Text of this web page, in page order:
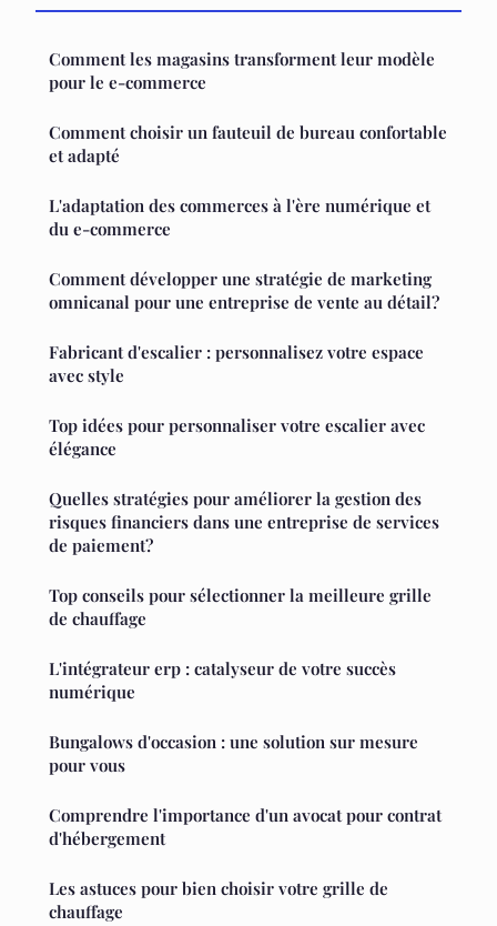
Comment les magasins transforment leur modèle
pour le e-commerce
Comment choisir un fauteuil de bureau confortable
et adapté
L'adaptation des commerces à l'ère numérique et
du e-commerce
Comment développer une stratégie de marketing
omnicanal pour une entreprise de vente au détail?
Fabricant d'escalier : personnalisez votre espace
avec style
Top idées pour personnaliser votre escalier avec
élégance
Quelles stratégies pour améliorer la gestion des
risques financiers dans une entreprise de services
de paiement?
Top conseils pour sélectionner la meilleure grille
de chauffage
L'intégrateur erp : catalyseur de votre succès
numérique
Bungalows d'occasion : une solution sur mesure
pour vous
Comprendre l'importance d'un avocat pour contrat
d'hébergement
Les astuces pour bien choisir votre grille de
chauffage